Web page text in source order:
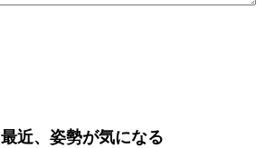
最近、姿勢が気になる